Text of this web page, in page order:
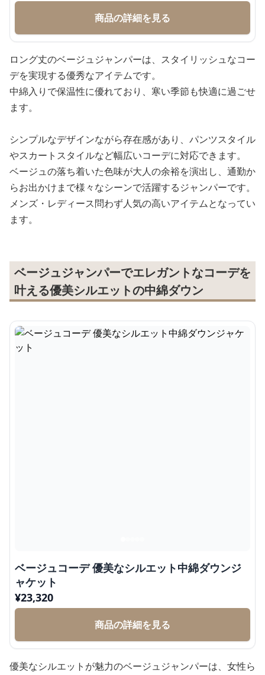
商品の詳細を見る
ロング丈のベージュジャンパーは、スタイリッシュなコー
デを実現する優秀なアイテムです。
中綿入りで保温性に優れており、寒い季節も快適に過ごせ
ます。
シンプルなデザインながら存在感があり、パンツスタイル
やスカートスタイルなど幅広いコーデに対応できます。
ベージュの落ち着いた色味が大人の余裕を演出し、通勤か
らお出かけまで様々なシーンで活躍するジャンパーです。
メンズ・レディース問わず人気の高いアイテムとなってい
ます。
ベージュジャンパーでエレガントなコーデを
叶える優美シルエットの中綿ダウン
ベージュコーデ 優美なシルエット中綿ダウンジ
ャケット
¥23,320
商品の詳細を見る
優美なシルエットが魅力のベージュジャンパーは、女性ら